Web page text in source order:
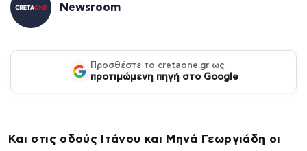
Newsroom
Προσθέστε το cretaone.gr ως
προτιμώμενη πηγή στο Google
Και στις οδούς Ιτάνου και Μηνά Γεωργιάδη οι